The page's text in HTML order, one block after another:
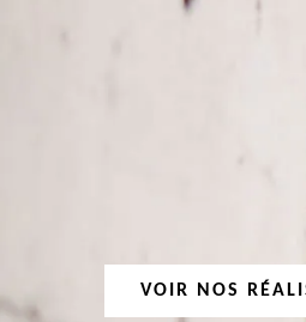
VOIR NOS